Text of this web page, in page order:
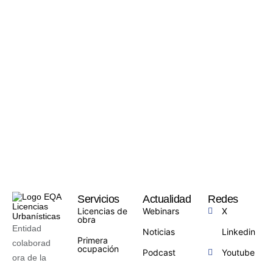
Entidad
colaborad
ora de la
Servicios
Licencias de
obra
Primera
ocupación
Actualidad
Webinars
Noticias
Podcast
Redes
X
Linkedin
Youtube